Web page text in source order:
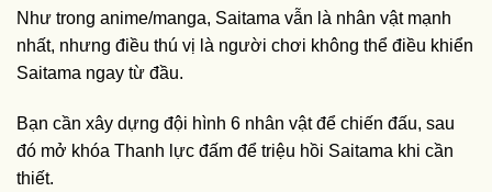
Như trong anime/manga, Saitama vẫn là nhân vật mạnh
nhất, nhưng điều thú vị là người chơi không thể điều khiển
Saitama ngay từ đầu.
Bạn cần xây dựng đội hình 6 nhân vật để chiến đấu, sau
đó mở khóa Thanh lực đấm để triệu hồi Saitama khi cần
thiết.